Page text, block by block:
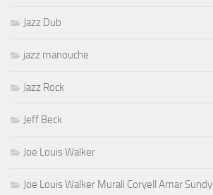
Jazz Dub
jazz manouche
Jazz Rock
Jeff Beck
Joe Louis Walker
Joe Louis Walker Murali Coryell Amar Sundy